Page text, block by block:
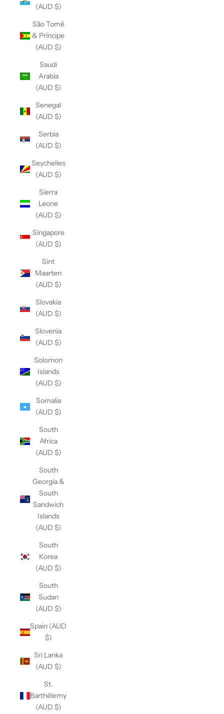
(AUD $)
São Tomé
& Príncipe
(AUD $)
Saudi
Arabia
(AUD $)
Senegal
(AUD $)
Serbia
(AUD $)
Seychelles
(AUD $)
Sierra
Leone
(AUD $)
Singapore
(AUD $)
Sint
Maarten
(AUD $)
Slovakia
(AUD $)
Slovenia
(AUD $)
Solomon
Islands
(AUD $)
Somalia
(AUD $)
South
Africa
(AUD $)
South
Georgia &
South
Sandwich
Islands
(AUD $)
South
Korea
(AUD $)
South
Sudan
(AUD $)
Spain (AUD
$)
Sri Lanka
(AUD $)
St.
Barthélemy
(AUD $)